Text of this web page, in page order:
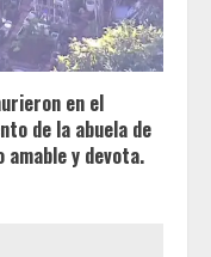
en el
de la abuela de
amable y devota.